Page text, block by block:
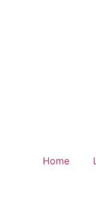
Home